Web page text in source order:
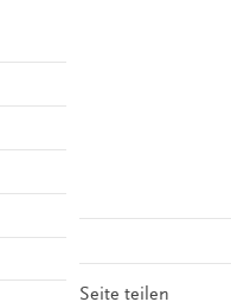
Seite teilen